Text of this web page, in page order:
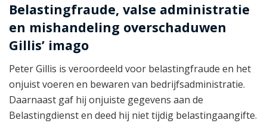
Belastingfraude, valse administratie
en mishandeling overschaduwen
Gillis’ imago
Peter Gillis is veroordeeld voor belastingfraude en het
onjuist voeren en bewaren van bedrijfsadministratie.
Daarnaast gaf hij onjuiste gegevens aan de
Belastingdienst en deed hij niet tijdig belastingaangifte.